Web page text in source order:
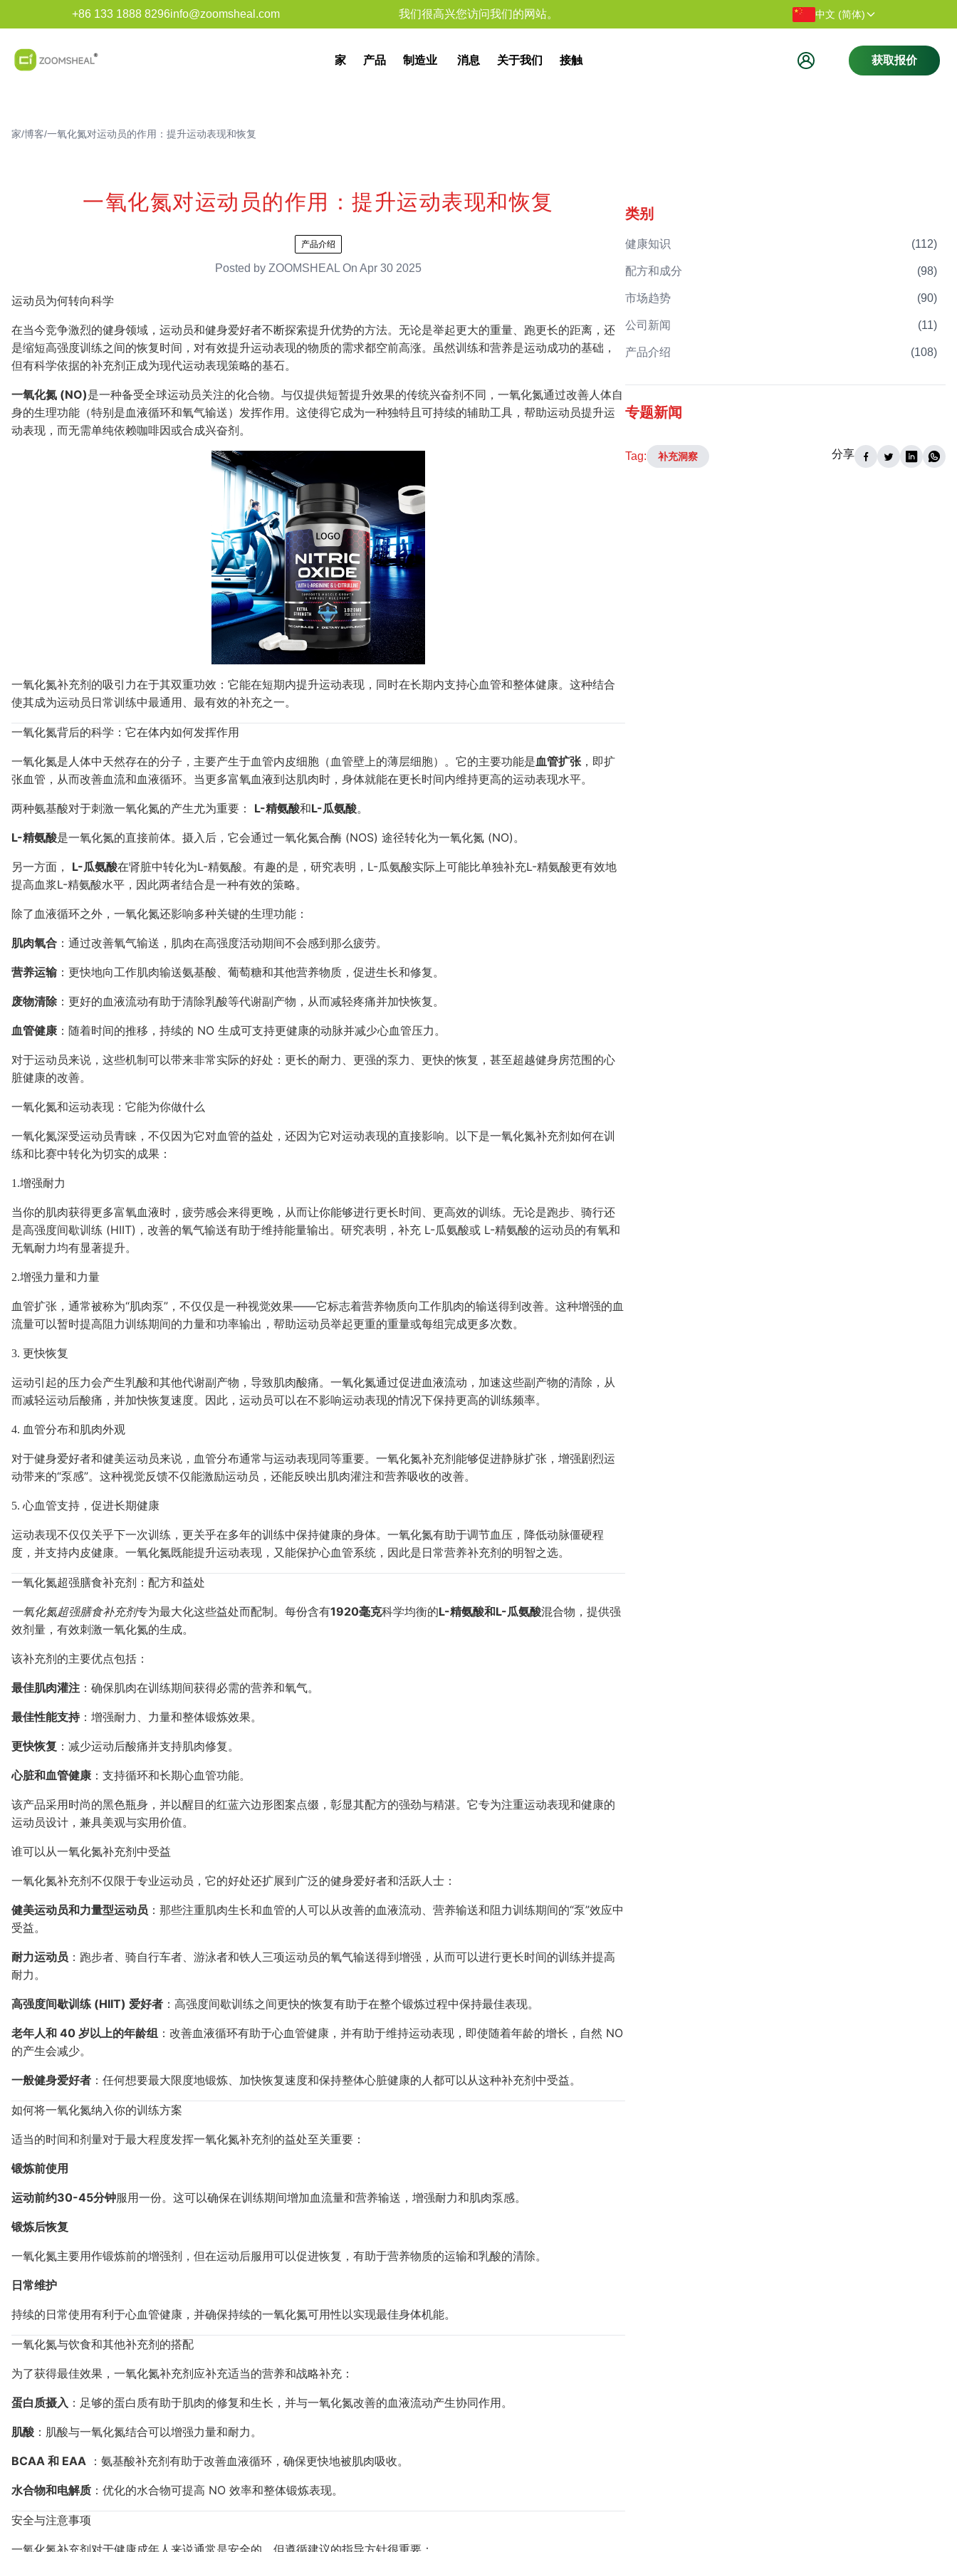
+86 133 1888 8296info@zoomsheal.com 我们很高兴您访问我们的网站。 中文 (简体)
家 产品 制造业 消息 关于我们 接触 获取报价
家/博客/一氧化氮对运动员的作用：提升运动表现和恢复
一氧化氮对运动员的作用：提升运动表现和恢复
产品介绍
Posted by ZOOMSHEAL On Apr 30 2025
运动员为何转向科学
在当今竞争激烈的健身领域，运动员和健身爱好者不断探索提升优势的方法。无论是举起更大的重量、跑更长的距离，还
是缩短高强度训练之间的恢复时间，对有效提升运动表现的物质的需求都空前高涨。虽然训练和营养是运动成功的基础，
但有科学依据的补充剂正成为现代运动表现策略的基石。
一氧化氮 (NO)是一种备受全球运动员关注的化合物。与仅提供短暂提升效果的传统兴奋剂不同，一氧化氮通过改善人体自
身的生理功能（特别是血液循环和氧气输送）发挥作用。这使得它成为一种独特且可持续的辅助工具，帮助运动员提升运
动表现，而无需单纯依赖咖啡因或合成兴奋剂。
一氧化氮补充剂的吸引力在于其双重功效：它能在短期内提升运动表现，同时在长期内支持心血管和整体健康。这种结合
使其成为运动员日常训练中最通用、最有效的补充之一。
一氧化氮背后的科学：它在体内如何发挥作用
一氧化氮是人体中天然存在的分子，主要产生于血管内皮细胞（血管壁上的薄层细胞）。它的主要功能是血管扩张，即扩
张血管，从而改善血流和血液循环。当更多富氧血液到达肌肉时，身体就能在更长时间内维持更高的运动表现水平。
两种氨基酸对于刺激一氧化氮的产生尤为重要： L-精氨酸和L-瓜氨酸。
L-精氨酸是一氧化氮的直接前体。摄入后，它会通过一氧化氮合酶 (NOS) 途径转化为一氧化氮 (NO)。
另一方面， L-瓜氨酸在肾脏中转化为L-精氨酸。有趣的是，研究表明，L-瓜氨酸实际上可能比单独补充L-精氨酸更有效地
提高血浆L-精氨酸水平，因此两者结合是一种有效的策略。
除了血液循环之外，一氧化氮还影响多种关键的生理功能：
肌肉氧合 ：通过改善氧气输送，肌肉在高强度活动期间不会感到那么疲劳。
营养运输：更快地向工作肌肉输送氨基酸、葡萄糖和其他营养物质，促进生长和修复。
废物清除：更好的血液流动有助于清除乳酸等代谢副产物，从而减轻疼痛并加快恢复。
血管健康 ：随着时间的推移，持续的 NO 生成可支持更健康的动脉并减少心血管压力。
对于运动员来说，这些机制可以带来非常实际的好处：更长的耐力、更强的泵力、更快的恢复，甚至超越健身房范围的心
脏健康的改善。
一氧化氮和运动表现：它能为你做什么
一氧化氮深受运动员青睐，不仅因为它对血管的益处，还因为它对运动表现的直接影响。以下是一氧化氮补充剂如何在训
练和比赛中转化为切实的成果：
1.增强耐力
当你的肌肉获得更多富氧血液时，疲劳感会来得更晚，从而让你能够进行更长时间、更高效的训练。无论是跑步、骑行还
是高强度间歇训练 (HIIT)，改善的氧气输送有助于维持能量输出。研究表明，补充 L-瓜氨酸或 L-精氨酸的运动员的有氧和
无氧耐力均有显著提升。
2.增强力量和力量
血管扩张，通常被称为“肌肉泵”，不仅仅是一种视觉效果——它标志着营养物质向工作肌肉的输送得到改善。这种增强的血
流量可以暂时提高阻力训练期间的力量和功率输出，帮助运动员举起更重的重量或每组完成更多次数。
3. 更快恢复
运动引起的压力会产生乳酸和其他代谢副产物，导致肌肉酸痛。一氧化氮通过促进血液流动，加速这些副产物的清除，从
而减轻运动后酸痛，并加快恢复速度。因此，运动员可以在不影响运动表现的情况下保持更高的训练频率。
4. 血管分布和肌肉外观
对于健身爱好者和健美运动员来说，血管分布通常与运动表现同等重要。一氧化氮补充剂能够促进静脉扩张，增强剧烈运
动带来的“泵感”。这种视觉反馈不仅能激励运动员，还能反映出肌肉灌注和营养吸收的改善。
5. 心血管支持，促进长期健康
运动表现不仅仅关乎下一次训练，更关乎在多年的训练中保持健康的身体。一氧化氮有助于调节血压，降低动脉僵硬程
度，并支持内皮健康。一氧化氮既能提升运动表现，又能保护心血管系统，因此是日常营养补充剂的明智之选。
一氧化氮超强膳食补充剂：配方和益处
一氧化氮超强膳食补充剂专为最大化这些益处而配制。每份含有1920毫克科学均衡的L-精氨酸和L-瓜氨酸混合物，提供强
效剂量，有效刺激一氧化氮的生成。
该补充剂的主要优点包括：
最佳肌肉灌注 ：确保肌肉在训练期间获得必需的营养和氧气。
最佳性能支持：增强耐力、力量和整体锻炼效果。
更快恢复 ：减少运动后酸痛并支持肌肉修复。
心脏和血管健康 ：支持循环和长期心血管功能。
该产品采用时尚的黑色瓶身，并以醒目的红蓝六边形图案点缀，彰显其配方的强劲与精湛。它专为注重运动表现和健康的
运动员设计，兼具美观与实用价值。
谁可以从一氧化氮补充剂中受益
一氧化氮补充剂不仅限于专业运动员，它的好处还扩展到广泛的健身爱好者和活跃人士：
健美运动员和力量型运动员 ：那些注重肌肉生长和血管的人可以从改善的血液流动、营养输送和阻力训练期间的“泵”效应中
受益。
耐力运动员 ：跑步者、骑自行车者、游泳者和铁人三项运动员的氧气输送得到增强，从而可以进行更长时间的训练并提高
耐力。
高强度间歇训练 (HIIT) 爱好者 ：高强度间歇训练之间更快的恢复有助于在整个锻炼过程中保持最佳表现。
老年人和 40 岁以上的年龄组 ：改善血液循环有助于心血管健康，并有助于维持运动表现，即使随着年龄的增长，自然 NO
的产生会减少。
一般健身爱好者 ：任何想要最大限度地锻炼、加快恢复速度和保持整体心脏健康的人都可以从这种补充剂中受益。
如何将一氧化氮纳入你的训练方案
适当的时间和剂量对于最大程度发挥一氧化氮补充剂的益处至关重要：
锻炼前使用
运动前约30-45分钟服用一份。这可以确保在训练期间增加血流量和营养输送，增强耐力和肌肉泵感。
锻炼后恢复
一氧化氮主要用作锻炼前的增强剂，但在运动后服用可以促进恢复，有助于营养物质的运输和乳酸的清除。
日常维护
持续的日常使用有利于心血管健康，并确保持续的一氧化氮可用性以实现最佳身体机能。
一氧化氮与饮食和其他补充剂的搭配
为了获得最佳效果，一氧化氮补充剂应补充适当的营养和战略补充：
蛋白质摄入 ：足够的蛋白质有助于肌肉的修复和生长，并与一氧化氮改善的血液流动产生协同作用。
肌酸 ：肌酸与一氧化氮结合可以增强力量和耐力。
BCAA 和 EAA ：氨基酸补充剂有助于改善血液循环，确保更快地被肌肉吸收。
水合物和电解质 ：优化的水合物可提高 NO 效率和整体锻炼表现。
安全与注意事项
一氧化氮补充剂对于健康成年人来说通常是安全的，但遵循建议的指导方针很重要：
类别
健康知识 (112)
配方和成分 (98)
市场趋势 (90)
公司新闻 (11)
产品介绍 (108)
专题新闻
Tag: 补充洞察 分享